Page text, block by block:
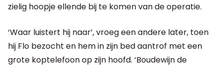
zielig hoopje ellende bij te komen van de operatie.
‘Waar luistert hij naar’, vroeg een andere later, toen
hij Flo bezocht en hem in zijn bed aantrof met een
grote koptelefoon op zijn hoofd. ‘Boudewijn de